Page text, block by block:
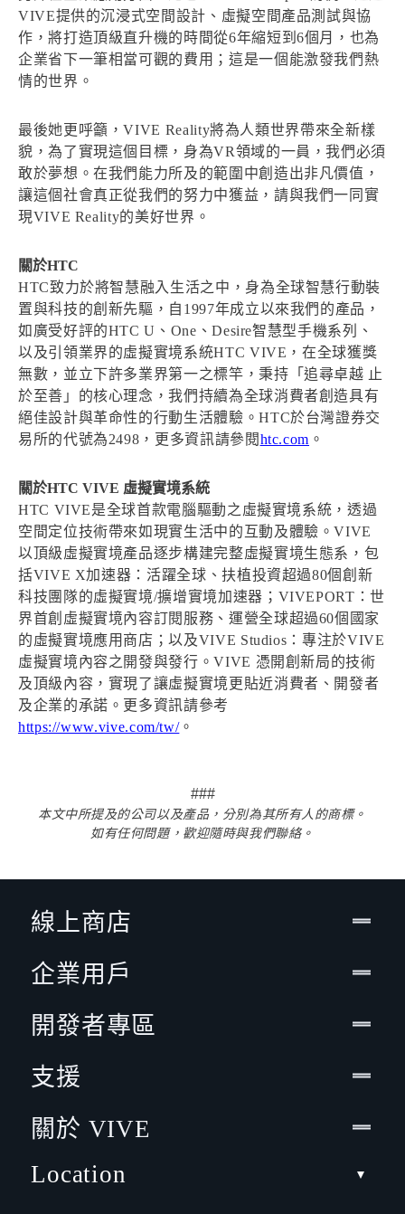
VIVE提供的沉浸式空間設計、虛擬空間產品測試與協
作，將打造頂級直升機的時間從6年縮短到6個月，也為
企業省下一筆相當可觀的費用；這是一個能激發我們熱
情的世界。
最後她更呼籲，VIVE Reality將為人類世界帶來全新樣
貌，為了實現這個目標，身為VR領域的一員，我們必須
敢於夢想。在我們能力所及的範圍中創造出非凡價值，
讓這個社會真正從我們的努力中獲益，請與我們一同實
現VIVE Reality的美好世界。
關於HTC
HTC致力於將智慧融入生活之中，身為全球智慧行動裝
置與科技的創新先驅，自1997年成立以來我們的產品，
如廣受好評的HTC U、One、Desire智慧型手機系列、
以及引領業界的虛擬實境系統HTC VIVE，在全球獲獎
無數，並立下許多業界第一之標竿，秉持「追尋卓越 止
於至善」的核心理念，我們持續為全球消費者創造具有
絕佳設計與革命性的行動生活體驗。HTC於台灣證券交
易所的代號為2498，更多資訊請參閱htc.com 。
關於HTC VIVE 虛擬實境系統
HTC VIVE是全球首款電腦驅動之虛擬實境系統，透過
空間定位技術帶來如現實生活中的互動及體驗。VIVE
以頂級虛擬實境產品逐步構建完整虛擬實境生態系，包
括VIVE X加速器：活躍全球、扶植投資超過80個創新
科技團隊的虛擬實境/擴增實境加速器；VIVEPORT：世
界首創虛擬實境內容訂閱服務、運營全球超過60個國家
的虛擬實境應用商店；以及VIVE Studios：專注於VIVE
虛擬實境內容之開發與發行。VIVE 憑開創新局的技術
及頂級內容，實現了讓虛擬實境更貼近消費者、開發者
及企業的承諾。更多資訊請參考
https://www.vive.com/tw/。
###
本文中所提及的公司以及產品，分別為其所有人的商標。
如有任何問題，歡迎隨時與我們聯絡。
線上商店
企業用戶
開發者專區
支援
關於 VIVE
Location